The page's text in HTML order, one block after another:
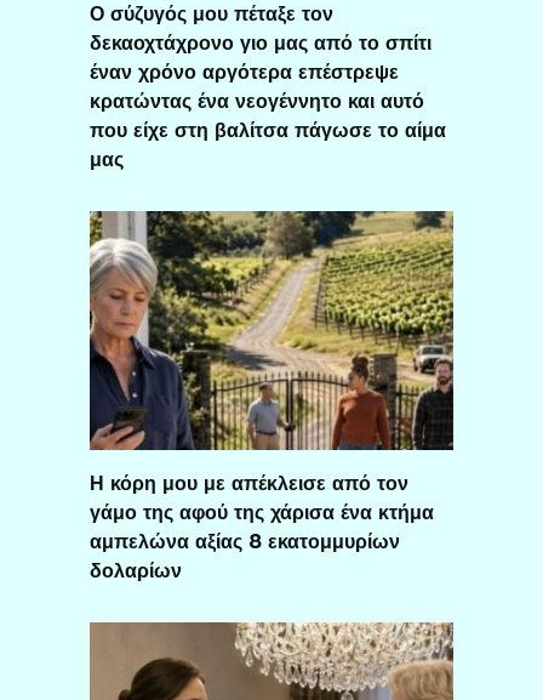
Ο σύζυγός μου πέταξε τον
δεκαοχτάχρονο γιο μας από το σπίτι
έναν χρόνο αργότερα επέστρεψε
κρατώντας ένα νεογέννητο και αυτό
που είχε στη βαλίτσα πάγωσε το αίμα
μας
Η κόρη μου με απέκλεισε από τον
γάμο της αφού της χάρισα ένα κτήμα
αμπελώνα αξίας 8 εκατομμυρίων
δολαρίων